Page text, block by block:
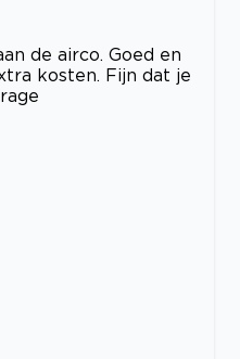
de airco. Goed en
kosten. Fijn dat je